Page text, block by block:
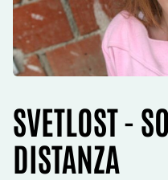
SVETLOST -
DISTANZA